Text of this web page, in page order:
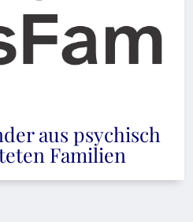
aus psychisch
Familien